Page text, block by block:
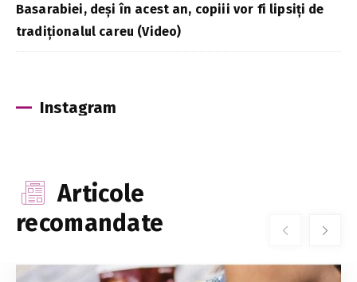
Basarabiei, deși în acest an, copiii vor fi lipsiți de
tradiționalul careu (Video)
Instagram
Articole
recomandate